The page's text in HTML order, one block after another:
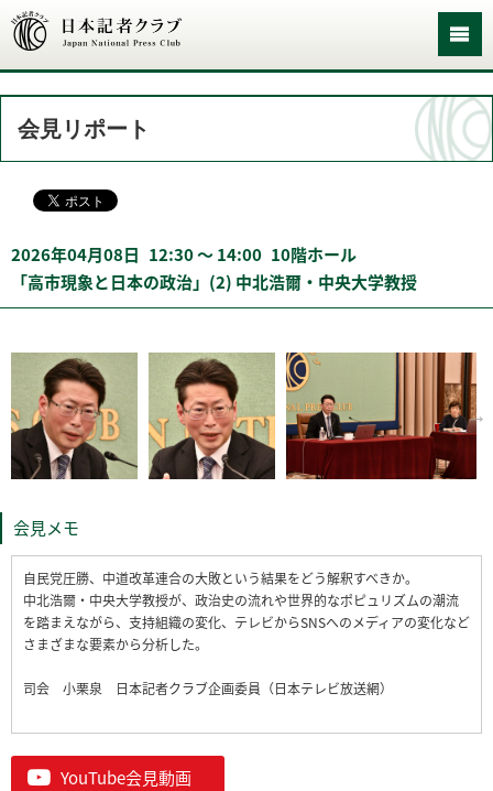
会見リポート
2026年04月08日 12:30 〜 14:00 10階ホール
「高市現象と日本の政治」(2) 中北浩爾・中央大学教授
会見メモ
自民党圧勝、中道改革連合の大敗という結果をどう解釈すべきか。
中北浩爾・中央大学教授が、政治史の流れや世界的なポピュリズムの潮流
を踏まえながら、支持組織の変化、テレビからSNSへのメディアの変化など
さまざまな要素から分析した。
司会 小栗泉 日本記者クラブ企画委員（日本テレビ放送網）
YouTube会見動画